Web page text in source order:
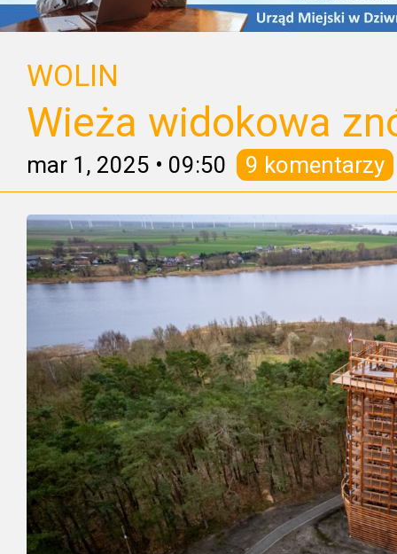
WOLIN
Wieża widokowa
mar 1, 2025 • 09:50 9 komentarzy